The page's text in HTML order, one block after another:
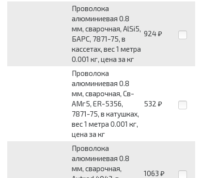
Проволока
алюминиевая 0.8
мм, сварочная, AlSi5,
БАРС, 7871-75, в
кассетах, вес 1 метра
0.001 кг, цена за кг
924 ₽
Проволока
алюминиевая 0.8
мм, сварочная, Св-
АМг5, ER-5356,
7871-75, в катушках,
вес 1 метра 0.001 кг,
цена за кг
532 ₽
Проволока
алюминиевая 0.8
мм, сварочная,
1063 ₽